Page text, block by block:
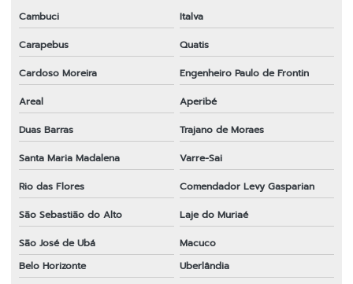
Peças para roçadeira em sp
Ponteira completa para roçadeira
Preço de faca para roçadeira
Roçadeira 43cc
Roçadeira em sp
Sabre para motosserra em sp
Tambor de embreagem para roçadeira em sp
Transmissão para roçadeira 28x9
Cambuci
Italva
Carapebus
Quatis
Cardoso Moreira
Engenheiro Paulo de Frontin
Areal
Aperibé
Duas Barras
Trajano de Moraes
Santa Maria Madalena
Varre-Sai
Rio das Flores
Comendador Levy Gasparian
São Sebastião do Alto
Laje do Muriaé
São José de Ubá
Macuco
Belo Horizonte
Uberlândia